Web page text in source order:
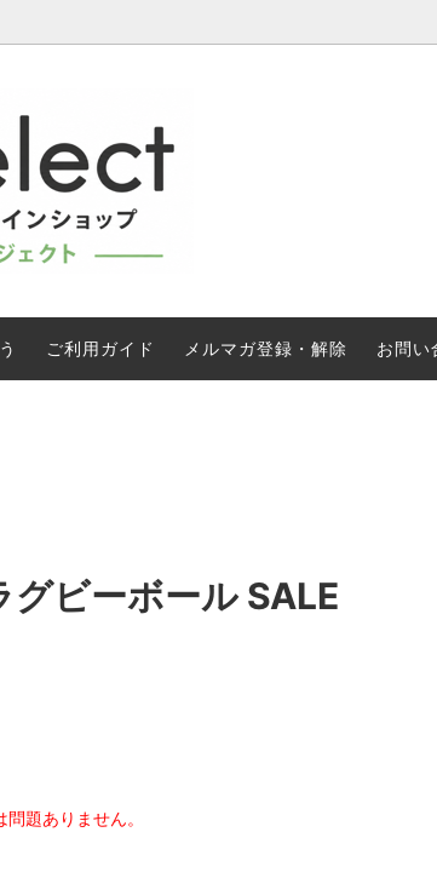
トレード有機 大容量焙煎コーヒー
| はちみつ
製品 WFTO加盟団
伝えるフェアトレード
ック商品
ご利用ガイド メルマガ登録・解除 お問い
グビーボール SALE
題ありません。